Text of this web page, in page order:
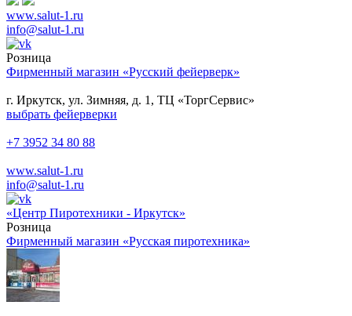
www.salut-1.ru
info@salut-1.ru
Розница
Фирменный магазин «Русский фейерверк»
г. Иркутск, ул. Зимняя, д. 1, ТЦ «ТоргСервис»
выбрать фейерверки
+7 3952 34 80 88
www.salut-1.ru
info@salut-1.ru
«Центр Пиротехники - Иркутск»
Розница
Фирменный магазин «Русская пиротехника»